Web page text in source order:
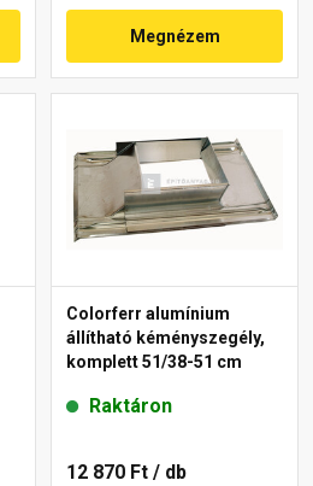
Megnézem
Colorferr alumínium
állítható kéményszegély,
komplett 51/38-51 cm
Raktáron
12 870 Ft / db